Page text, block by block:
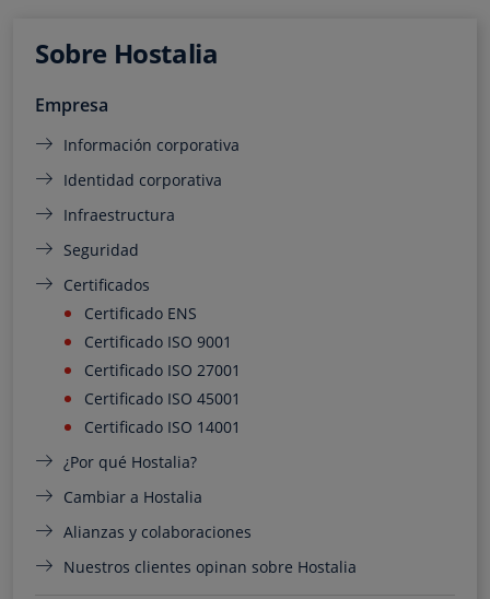
Sobre Hostalia
Empresa
Información corporativa
Identidad corporativa
Infraestructura
Seguridad
Certificados
Certificado ENS
Certificado ISO 9001
Certificado ISO 27001
Certificado ISO 45001
Certificado ISO 14001
¿Por qué Hostalia?
Cambiar a Hostalia
Alianzas y colaboraciones
Nuestros clientes opinan sobre Hostalia